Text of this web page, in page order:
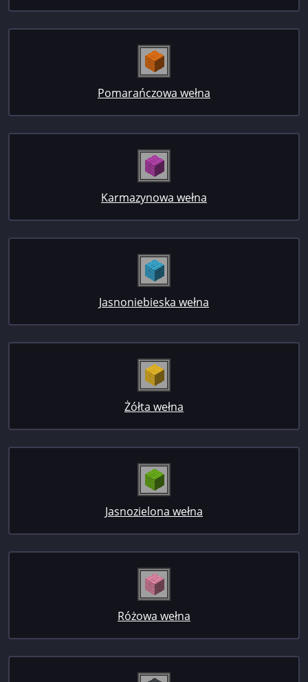
Pomarańczowa wełna
Karmazynowa wełna
Jasnoniebieska wełna
Żółta wełna
Jasnozielona wełna
Różowa wełna